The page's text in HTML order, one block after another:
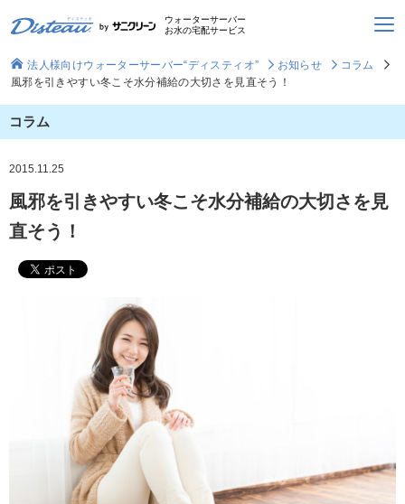
ウォーターサーバー
お水の宅配サービス
法人様向けウォーターサーバー“ディスティオ” お知らせ
コラム
風邪を引きやすい冬こそ水分補給の大切さを見直そう！
コラム
2015.11.25
風邪を引きやすい冬こそ水分補給の大切さを見
直そう！